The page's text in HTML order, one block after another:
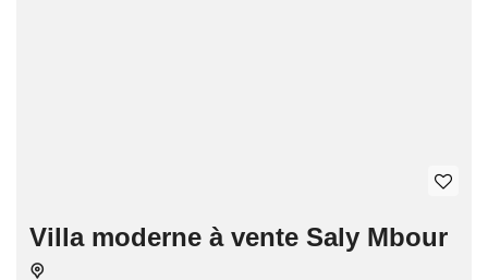
Villa moderne à vente Saly Mbour